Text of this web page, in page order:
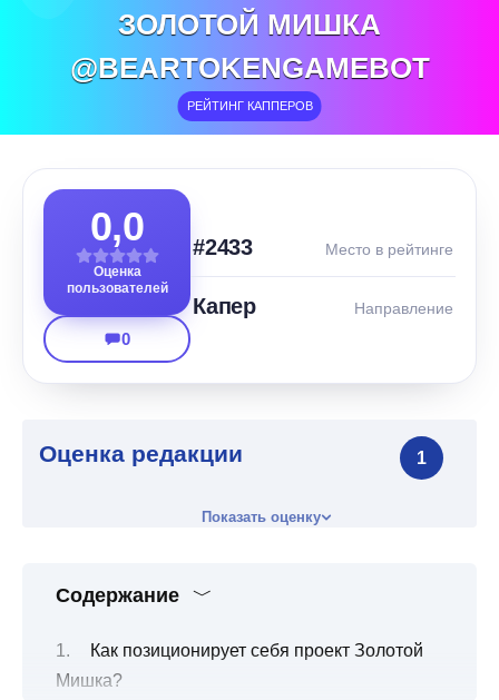
ЗОЛОТОЙ МИШКА
@BEARTOKENGAMEBOT
РЕЙТИНГ КАППЕРОВ
0,0
Оценка
пользователей
0
#2433 Место в рейтинге
Капер Направление
Оценка редакции 1
Показать оценку
Содержание
Как позиционирует себя проект Золотой
Мишка?